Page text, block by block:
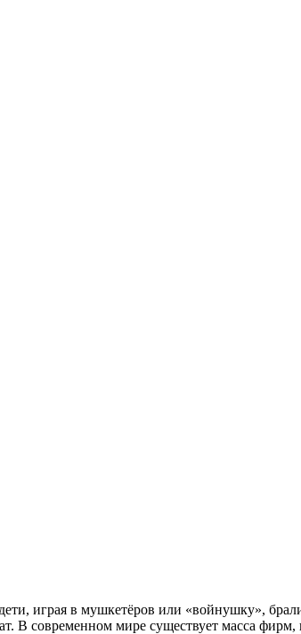
играя в мушкетёров или «войнушку»,
В современном мире существует масса